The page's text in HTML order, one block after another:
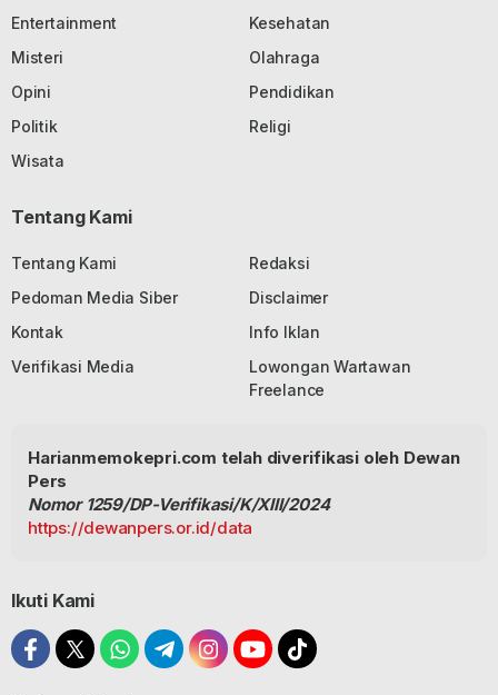
Entertainment
Kesehatan
Misteri
Olahraga
Opini
Pendidikan
Politik
Religi
Wisata
Tentang Kami
Tentang Kami
Redaksi
Pedoman Media Siber
Disclaimer
Kontak
Info Iklan
Verifikasi Media
Lowongan Wartawan
Freelance
Harianmemokepri.com telah diverifikasi oleh Dewan
Pers
Nomor 1259/DP-Verifikasi/K/XIII/2024
https://dewanpers.or.id/data
Ikuti Kami